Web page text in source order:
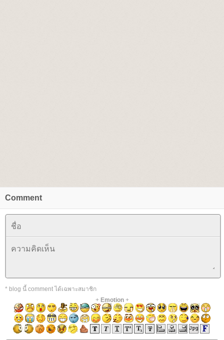
Comment
* blog นี้ comment ได้เฉพาะสมาชิก
+ Emotion+